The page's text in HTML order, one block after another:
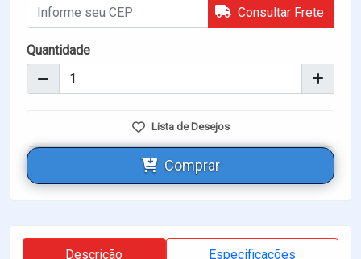
Consultar Frete
Quantidade
Lista de Desejos
Comprar
Descrição Especificações